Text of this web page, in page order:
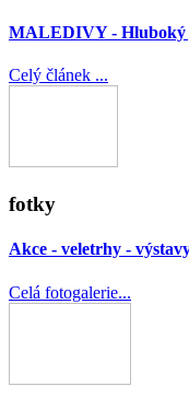
MALEDIVY - Hluboký
Celý článek ...
fotky
Akce - veletrhy -
Celá fotogalerie...